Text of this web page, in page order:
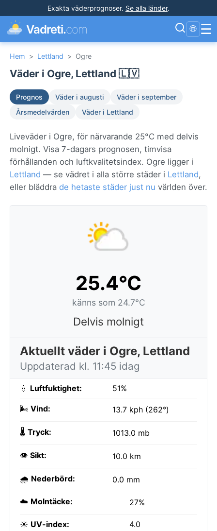
Exakta väderprognoser. Se alla länder.
Vadreti.com 🌐 ☰
Hem > Lettland > Ogre
Väder i Ogre, Lettland 🇱🇻
Prognos Väder i augusti
Väder i september
Årsmedelvärden
Väder i Lettland
Liveväder i Ogre, för närvarande 25°C med delvis
molnigt. Visa 7-dagars prognosen, timvisa
förhållanden och luftkvalitetsindex. Ogre ligger i
Lettland — se vädret i alla större städer i Lettland,
eller bläddra de hetaste städer just nu världen över.
25.4°C
känns som 24.7°C
Delvis molnigt
Aktuellt väder i Ogre, Lettland
Uppdaterad kl. 11:45 idag
💧 Luftfuktighet: 51%
🌬️ Vind: 13.7 kph (262°)
🌡️ Tryck: 1013.0 mb
👁️ Sikt: 10.0 km
🌧️ Nederbörd: 0.0 mm
☁️ Molntäcke: 27%
☀️ UV-index: 4.0